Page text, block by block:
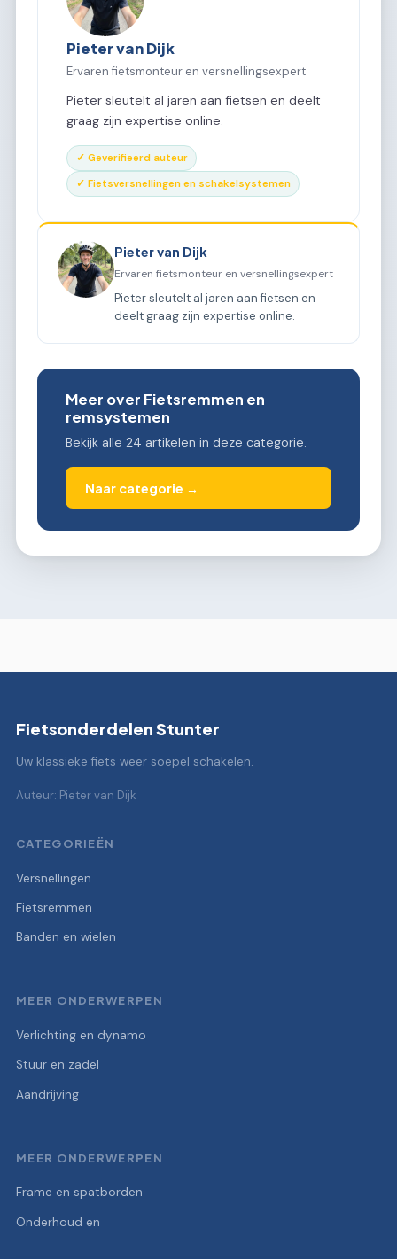
Pieter van Dijk
Ervaren fietsmonteur en versnellingsexpert
Pieter sleutelt al jaren aan fietsen en deelt
graag zijn expertise online.
✓ Geverifieerd auteur
✓ Fietsversnellingen en schakelsystemen
Pieter van Dijk
Ervaren fietsmonteur en versnellingsexpert
Pieter sleutelt al jaren aan fietsen en
deelt graag zijn expertise online.
Meer over Fietsremmen en
remsystemen
Bekijk alle 24 artikelen in deze categorie.
Naar categorie →
Fietsonderdelen Stunter
Uw klassieke fiets weer soepel schakelen.
Auteur: Pieter van Dijk
CATEGORIEËN
Versnellingen
Fietsremmen
Banden en wielen
MEER ONDERWERPEN
Verlichting en dynamo
Stuur en zadel
Aandrijving
MEER ONDERWERPEN
Frame en spatborden
Onderhoud en